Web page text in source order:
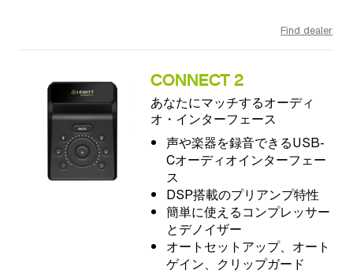
Find dealer
CONNECT 2
あなたにマッチするオーディ
オ・インターフェース
声や楽器を録音できるUSB-
Cオーディオインターフェー
ス
DSP搭載のプリアンプ特性
簡単に使えるコンプレッサー
とデノイザー
オートセットアップ、オート
ゲイン、クリップガード